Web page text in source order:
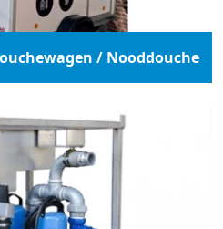
/ Nooddouche